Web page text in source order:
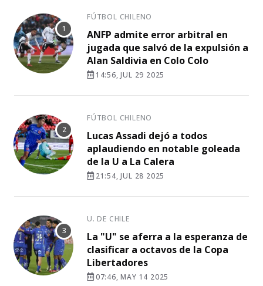
FÚTBOL CHILENO
ANFP admite error arbitral en
jugada que salvó de la expulsión a
Alan Saldivia en Colo Colo
14:56, JUL 29 2025
FÚTBOL CHILENO
Lucas Assadi dejó a todos
aplaudiendo en notable goleada
de la U a La Calera
21:54, JUL 28 2025
U. DE CHILE
La "U" se aferra a la esperanza de
clasificar a octavos de la Copa
Libertadores
07:46, MAY 14 2025